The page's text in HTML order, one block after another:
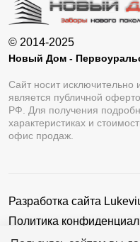
© 2014-2025
Новый Дом -
Сайт носит
является публичной
РФ. Для получения
характеристиках и
офис продаж.
Разработка сайта
Политика
Пользовательское